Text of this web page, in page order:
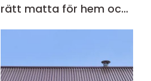
rätt matta för hem och
kontor